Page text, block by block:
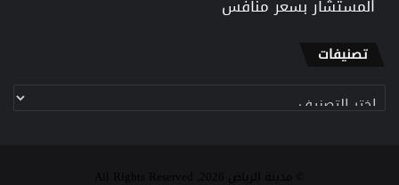
المستشار بسعر منافس
تصنيفات
تصنيفات
© مدينة الرياض 2026, All Rights Reserved